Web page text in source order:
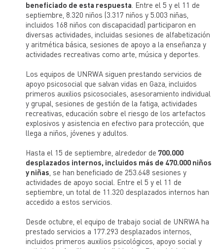
beneficiado de esta respuesta . Entre el 5 y el 11 de
septiembre, 8.320 niños (3.317 niños y 5.003 niñas,
incluidos 168 niños con discapacidad) participaron en
diversas actividades, incluidas sesiones de alfabetización
y aritmética básica, sesiones de apoyo a la enseñanza y
actividades recreativas como arte, música y deportes.
Los equipos de UNRWA siguen prestando servicios de
apoyo psicosocial que salvan vidas en Gaza, incluidos
primeros auxilios psicosociales, asesoramiento individual
y grupal, sesiones de gestión de la fatiga, actividades
recreativas, educación sobre el riesgo de los artefactos
explosivos y asistencia en efectivo para protección, que
llega a niños, jóvenes y adultos.
Hasta el 15 de septiembre, alrededor de 700.000
desplazados internos, incluidos más de 470.000 niños
y niñas , se han beneficiado de 253.648 sesiones y
actividades de apoyo social. Entre el 5 y el 11 de
septiembre, un total de 11.320 desplazados internos han
accedido a estos servicios.
Desde octubre, el equipo de trabajo social de UNRWA ha
prestado servicios a 177.293 desplazados internos,
incluidos primeros auxilios psicológicos, apoyo social y